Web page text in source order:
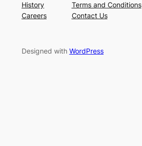
History
Careers
Terms and Conditions
Contact Us
Designed with WordPress